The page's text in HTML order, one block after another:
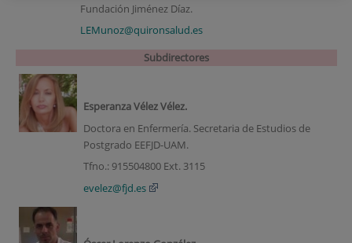
Fundación Jiménez Díaz.
LEMunoz@quironsalud.es
Subdirectores
Esperanza Vélez Vélez.
Doctora en Enfermería. Secretaria de Estudios de
Postgrado EEFJD-UAM.
Tfno.: 915504800 Ext. 3115
evelez@fjd.es